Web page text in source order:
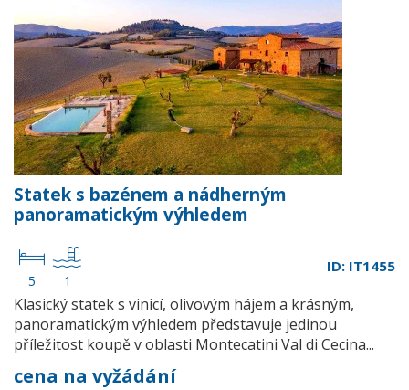
Statek s bazénem a nádherným
panoramatickým výhledem
5 1
ID: IT1455
Klasický statek s vinicí, olivovým hájem a krásným,
panoramatickým výhledem představuje jedinou
příležitost koupě v oblasti Montecatini Val di Cecina...
cena na vyžádání